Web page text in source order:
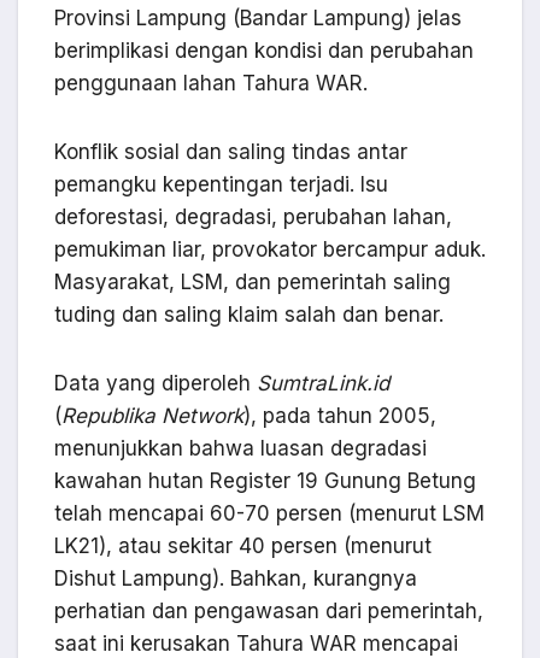
Provinsi Lampung (Bandar Lampung) jelas
berimplikasi dengan kondisi dan perubahan
penggunaan lahan Tahura WAR.
Konflik sosial dan saling tindas antar
pemangku kepentingan terjadi. Isu
deforestasi, degradasi, perubahan lahan,
pemukiman liar, provokator bercampur aduk.
Masyarakat, LSM, dan pemerintah saling
tuding dan saling klaim salah dan benar.
Data yang diperoleh SumtraLink.id
(Republika Network), pada tahun 2005,
menunjukkan bahwa luasan degradasi
kawahan hutan Register 19 Gunung Betung
telah mencapai 60-70 persen (menurut LSM
LK21), atau sekitar 40 persen (menurut
Dishut Lampung). Bahkan, kurangnya
perhatian dan pengawasan dari pemerintah,
saat ini kerusakan Tahura WAR mencapai